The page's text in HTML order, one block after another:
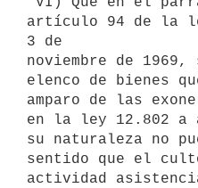
artículo 94 de la
3 de
noviembre de
elenco de bienes
amparo de las
en la ley 12.802 a
su naturaleza no
sentido que el
actividad